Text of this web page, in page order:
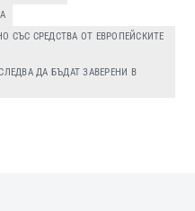
СРЕДСТВА ОТ ЕВРОПЕЙСКИТЕ
ДА БЪДАТ ЗАВЕРЕНИ В